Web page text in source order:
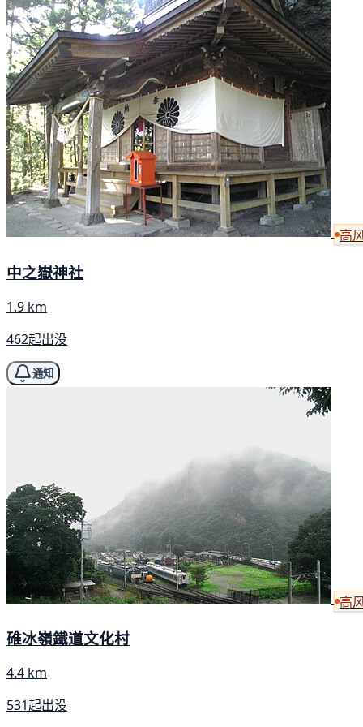
高
中之嶽神社
1.9 km
462起出没
通知
高
碓冰嶺鐵道文化村
4.4 km
531起出没